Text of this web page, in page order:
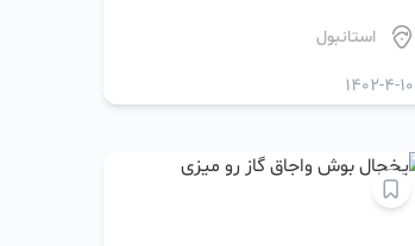
استانبول
1402-4-10